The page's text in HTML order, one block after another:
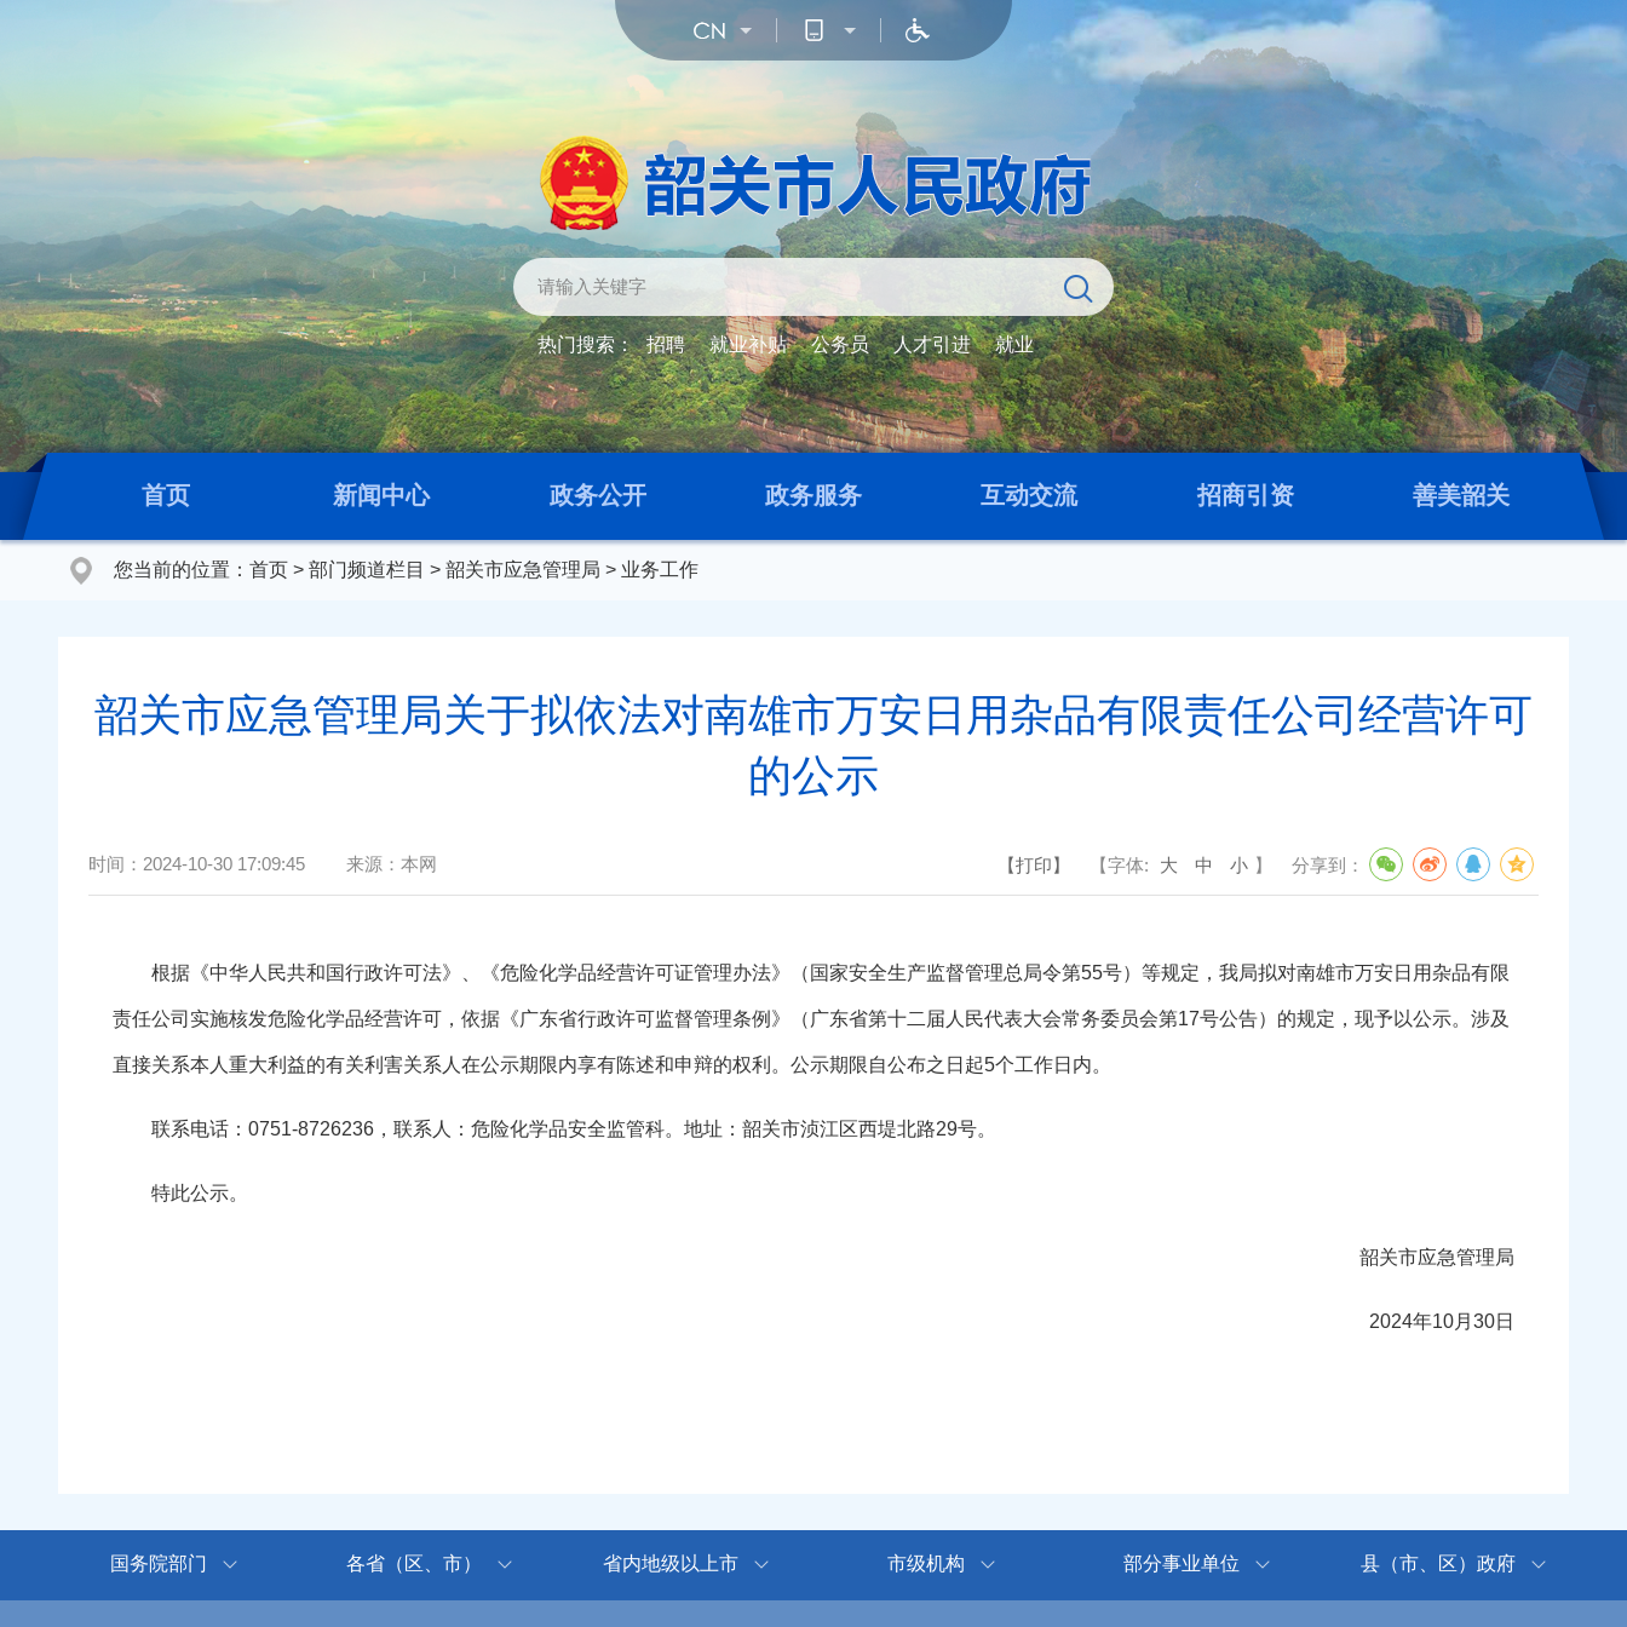
热门搜索： 招聘 就业补贴 公务员 人才引进 就业
首页 新闻中心 政务公开 政务服务 互动交流 招商引资 善美韶关
您当前的位置： 首页 > 部门频道栏目 > 韶关市应急管理局 > 业务工作
韶关市应急管理局关于拟依法对南雄市万安日用杂品有限责任公司经营许可
的公示
时间： 2024-10-30 17:09:45 来源： 本网 【打印】 【字体: 大 中 小 】 分享到：
根据《中华人民共和国行政许可法》、《危险化学品经营许可证管理办法》（国家安全生产监督管理总局令第55号）等规定，我局拟对南雄市万安日用杂品有限
责任公司实施核发危险化学品经营许可，依据《广东省行政许可监督管理条例》（广东省第十二届人民代表大会常务委员会第17号公告）的规定，现予以公示。涉及
直接关系本人重大利益的有关利害关系人在公示期限内享有陈述和申辩的权利。公示期限自公布之日起5个工作日内。
联系电话：0751-8726236，联系人：危险化学品安全监管科。地址：韶关市浈江区西堤北路29号。
特此公示。
韶关市应急管理局
2024年10月30日
国务院部门 各省（区、市） 省内地级以上市 市级机构 部分事业单位 县（市、区）政府